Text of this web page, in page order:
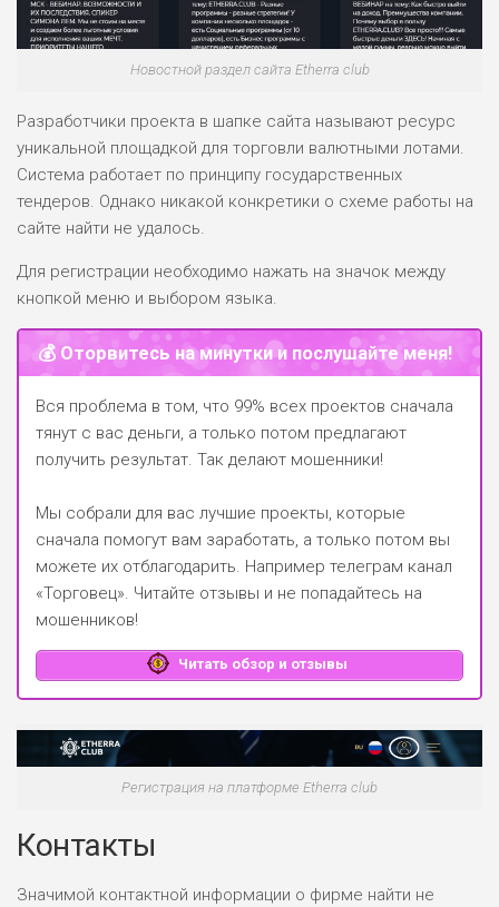
Новостной раздел сайта Etherra club
Разработчики проекта в шапке сайта называют ресурс
уникальной площадкой для торговли валютными лотами.
Система работает по принципу государственных
тендеров. Однако никакой конкретики о схеме работы на
сайте найти не удалось.
Для регистрации необходимо нажать на значок между
кнопкой меню и выбором языка.
💰 Оторвитесь на минутки и послушайте меня!
Вся проблема в том, что 99% всех проектов сначала
тянут с вас деньги, а только потом предлагают
получить результат. Так делают мошенники!
Мы собрали для вас лучшие проекты, которые
сначала помогут вам заработать, а только потом вы
можете их отблагодарить. Например телеграм канал
«Торговец». Читайте отзывы и не попадайтесь на
мошенников!
Читать обзор и отзывы
Регистрация на платформе Etherra club
Контакты
Значимой контактной информации о фирме найти не